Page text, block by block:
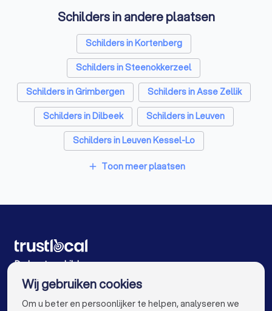
Schilders in andere plaatsen
Schilders in Kortenberg
Schilders in Steenokkerzeel
Schilders in Grimbergen
Schilders in Asse Zellik
Schilders in Dilbeek
Schilders in Leuven
Schilders in Leuven Kessel-Lo
Schilders in Leuven Wijgmaal
Schilders in Brugge
Schilders in Kortrijk
Schilders in Hasselt
Schilders in Sint-Niklaas
add Toon meer plaatsen
De beste schilders voor u
Wij gebruiken cookies
Om u beter en persoonlijker te helpen, analyseren we